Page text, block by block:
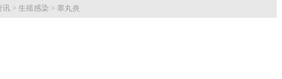
讯 > 生殖感染 > 睾丸炎